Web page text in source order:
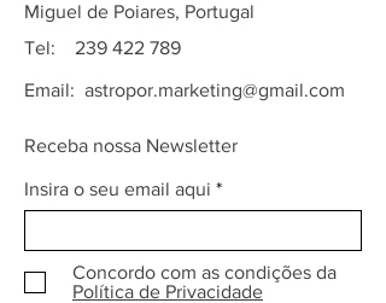
Miguel de Poiares, Portugal
Tel: 239 422 789
Email: astropor.marketing@gmail.com
Receba nossa Newsletter
Insira o seu email aqui
Concordo com as condições da
Política de Privacidade